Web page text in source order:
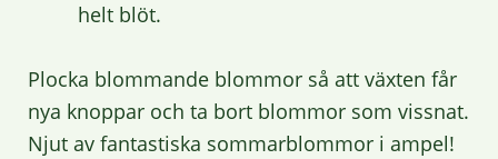
helt blöt.
Plocka blommande blommor så att växten får
nya knoppar och ta bort blommor som vissnat.
Njut av fantastiska sommarblommor i ampel!